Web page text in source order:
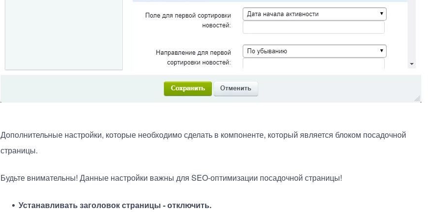
Дополнительные настройки, которые необходимо сделать в компоненте, который является блоком посадочной
страницы.
Будьте внимательны! Данные настройки важны для SEO-оптимизации посадочной страницы!
Устанавливать заголовок страницы - отключить.